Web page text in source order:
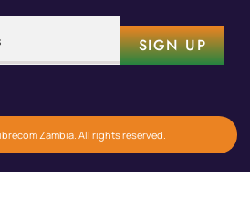
SIGN UP
Zambia. All rights reserved.